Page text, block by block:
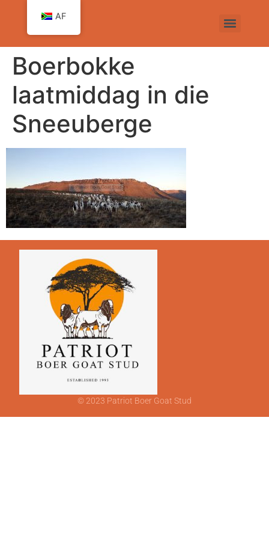
Boerbokke
laatmiddag in die
Sneeuberge
© 2023 Patriot Boer Goat Stud
AF